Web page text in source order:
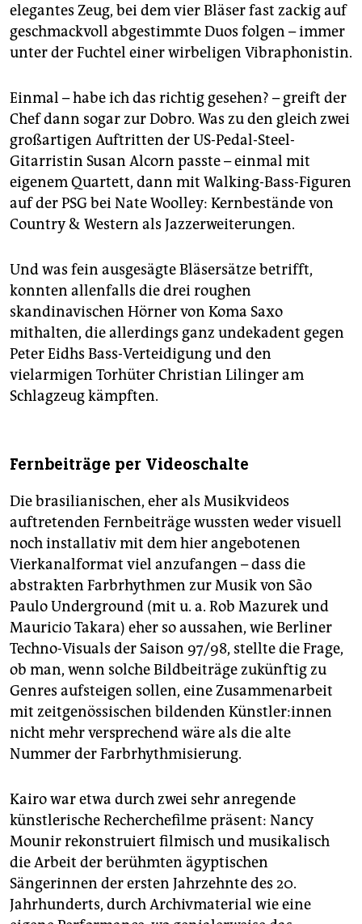
elegantes Zeug, bei dem vier Bläser fast zackig auf
geschmackvoll abgestimmte Duos folgen – immer
unter der Fuchtel einer wirbeligen Vibraphonistin.
Einmal – habe ich das richtig gesehen? – greift der
Chef dann sogar zur Dobro. Was zu den gleich zwei
­großartigen Auftritten der US-Pedal-Steel-
Gitarristin Susan Alcorn passte – einmal mit
eigenem Quartett, dann mit Walking-Bass-Figuren
auf der PSG bei Nate Woolley: Kernbestände von
Country & Western als Jazzerweiterungen.
Und was fein ausgesägte Bläsersätze betrifft,
konnten allenfalls die drei roughen
skandinavischen Hörner von Koma Saxo
mithalten, die allerdings ganz undekadent gegen
Peter Eidhs Bass-Verteidigung und den
vielarmigen Torhüter Christian Lilinger am
Schlagzeug kämpften.
Fernbeiträge per Videoschalte
Die brasilianischen, eher als Musikvideos
auftretenden Fernbeiträge wussten weder visuell
noch installativ mit dem hier angebotenen
Vierkanalformat viel anzufangen – dass die
abstrakten Farbrhythmen zur Musik von São
Paulo Underground (mit u. a. Rob Mazurek und
Mauricio Takara) eher so aussahen, wie Berliner
Techno-Visuals der Saison 97/98, stellte die Frage,
ob man, wenn solche Bildbeiträge zukünftig zu
Genres aufsteigen sollen, eine Zusammenarbeit
mit zeitgenössischen bildenden Künst­le­r:in­nen
nicht mehr versprechend wäre als die alte
Nummer der Farbrhythmisierung.
Kairo war etwa durch zwei sehr anregende
künstlerische Recherchefilme präsent: Nancy
Mounir rekonstruiert filmisch und musikalisch
die Arbeit der berühmten ägyptischen
Sängerinnen der ersten Jahrzehnte des 20.
Jahrhunderts, durch Archivmaterial wie eine